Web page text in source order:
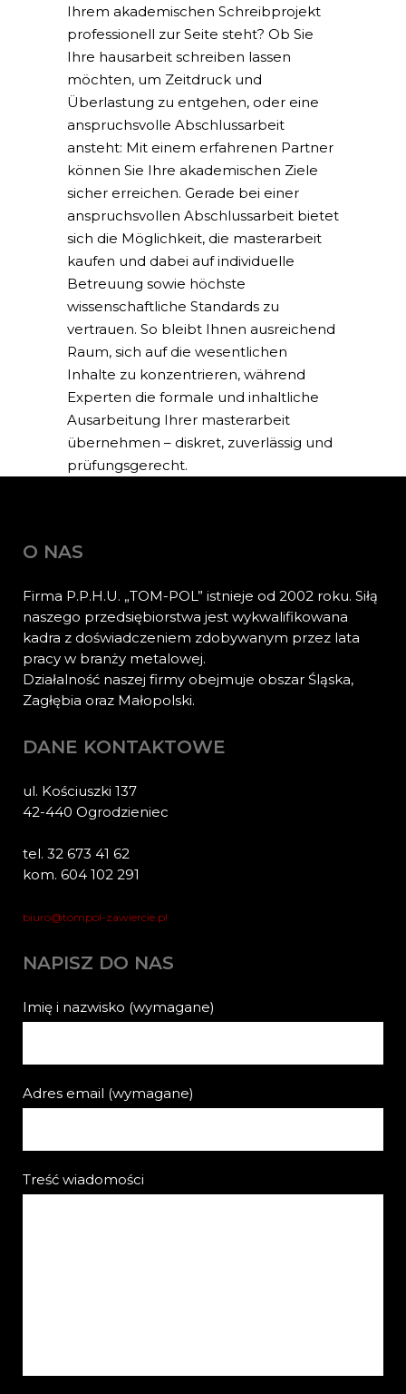
Ihrem akademischen Schreibprojekt
professionell zur Seite steht? Ob Sie
Ihre hausarbeit schreiben lassen
möchten, um Zeitdruck und
Überlastung zu entgehen, oder eine
anspruchsvolle Abschlussarbeit
ansteht: Mit einem erfahrenen Partner
können Sie Ihre akademischen Ziele
sicher erreichen. Gerade bei einer
anspruchsvollen Abschlussarbeit bietet
sich die Möglichkeit, die masterarbeit
kaufen und dabei auf individuelle
Betreuung sowie höchste
wissenschaftliche Standards zu
vertrauen. So bleibt Ihnen ausreichend
Raum, sich auf die wesentlichen
Inhalte zu konzentrieren, während
Experten die formale und inhaltliche
Ausarbeitung Ihrer masterarbeit
übernehmen – diskret, zuverlässig und
prüfungsgerecht.
O NAS
Firma P.P.H.U. „TOM-POL” istnieje od 2002 roku. Siłą
naszego przedsiębiorstwa jest wykwalifikowana
kadra z doświadczeniem zdobywanym przez lata
pracy w branży metalowej.
Działalność naszej firmy obejmuje obszar Śląska,
Zagłębia oraz Małopolski.
DANE KONTAKTOWE
ul. Kościuszki 137
42-440 Ogrodzieniec
tel. 32 673 41 62
kom. 604 102 291
biuro@tompol-zawiercie.pl
NAPISZ DO NAS
Imię i nazwisko (wymagane)
Adres email (wymagane)
Treść wiadomości